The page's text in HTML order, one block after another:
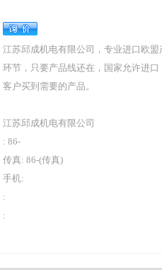
江苏邱成机电有限公司，专业进口欧
环节，只要产品线还在，国家允许进
客户买到需要的产品。
江苏邱成机电有限公司
: 86-
传真: 86-(传真)
手机:
:
: